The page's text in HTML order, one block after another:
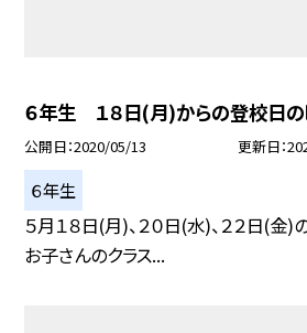
６年生 １８日(月)からの登校日
公開日 2020/05/13 更新日
６年生
５月１８日(月)、２０日(水)、２２日(金
お子さんのクラス...